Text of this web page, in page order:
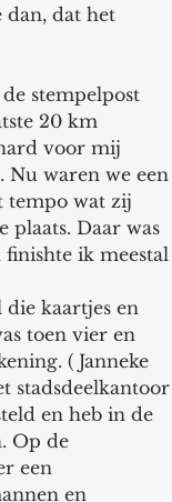
dan, dat het
stempelpost
20 km
voor mij
Nu waren we een
tempo wat zij
plaats. Daar was
ik meestal
kaartjes en
toen vier en
( Janneke
stadsdeelkantoor
en heb in de
Op de
een
en